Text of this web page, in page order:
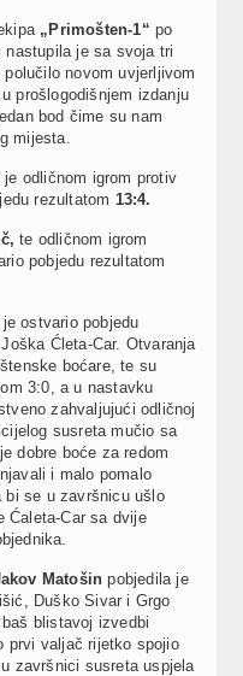
„Primošten-1“ po
je sa svoja tri
novom uvjerljivom
prošlogodišnjem izdanju
bod čime su nam
mijesta.
je odličnom igrom protiv
rezultatom 13:4.
te odličnom igrom
pobjedu rezultatom
je ostvario pobjedu
Ćleta-Car. Otvaranja
boćare, te su
3:0, a u nastavku
zahvaljujući odličnoj
susreta mučio sa
dobre boće za redom
i malo pomalo
se u završnicu ušlo
Ćaleta-Car sa dvije
Matošin pobjedila je
Duško Sivar i Grgo
blistavoj izvedbi
prvi valjač rijetko spojio
završnici susreta uspjela